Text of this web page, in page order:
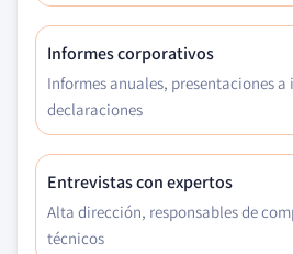
Informes corporativos
Informes anuales, presentaciones a
declaraciones
Entrevistas con expertos
Alta dirección, responsables de
técnicos